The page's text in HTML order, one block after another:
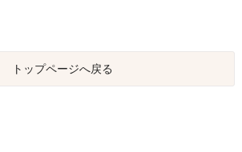
トップページへ戻る